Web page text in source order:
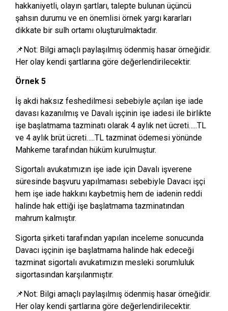
hakkaniyetli, olayın şartları, talepte bulunan üçüncü
şahsın durumu ve en önemlisi örnek yargı kararları
dikkate bir sulh ortamı oluşturulmaktadır.
📌Not: Bilgi amaçlı paylaşılmış ödenmiş hasar örneğidir.
Her olay kendi şartlarına göre değerlendirilecektir.
Örnek 5
İş akdi haksız feshedilmesi sebebiyle açılan işe iade
davası kazanılmış ve Davalı işçinin işe iadesi ile birlikte
işe başlatmama tazminatı olarak 4 aylık net ücreti…..TL
ve 4 aylık brüt ücreti…..TL tazminat ödemesi yönünde
Mahkeme tarafından hüküm kurulmuştur.
Sigortalı avukatımızın işe iade için Davalı işverene
süresinde başvuru yapılmaması sebebiyle Davacı işçi
hem işe iade hakkını kaybetmiş hem de iadenin reddi
halinde hak ettiği işe başlatmama tazminatından
mahrum kalmıştır.
Sigorta şirketi tarafından yapılan inceleme sonucunda
Davacı işçinin işe başlatmama halinde hak edeceği
tazminat sigortalı avukatımızın mesleki sorumluluk
sigortasından karşılanmıştır.
📌Not: Bilgi amaçlı paylaşılmış ödenmiş hasar örneğidir.
Her olay kendi şartlarına göre değerlendirilecektir.